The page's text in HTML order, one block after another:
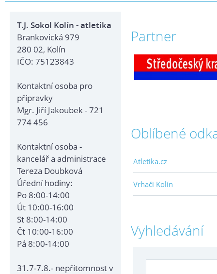
T.J. Sokol Kolín - atletika
Brankovická 979
280 02, Kolín
IČO: 75123843
Kontaktní osoba pro
přípravky
Mgr. Jiří Jakoubek - 721
774 456
Kontaktní osoba -
kancelář a administrace
Tereza Doubková
Úřední hodiny:
Po 8:00-14:00
Út 10:00-16:00
St 8:00-14:00
Čt 10:00-16:00
Pá 8:00-14:00
31.7-7.8.- nepřítomnost v
Partner
Oblíbené
Atletika.cz
Vrhači Kolín
Vyhledávání